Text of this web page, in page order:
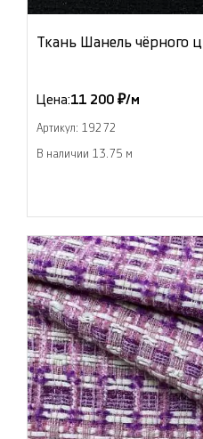
Ткань Шанель чёрного
Цена:11 200 ₽/м
Артикул: 19272
В наличии 13.75 м